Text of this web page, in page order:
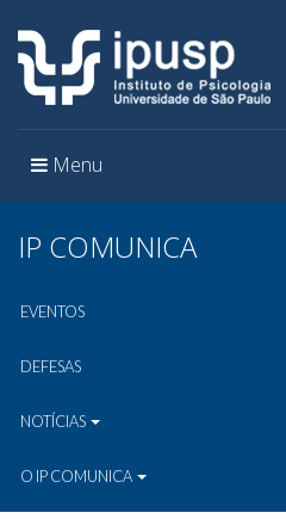
Toggle
Menu
IP COMUNICA
EVENTOS
DEFESAS
NOTÍCIAS
O IP COMUNICA